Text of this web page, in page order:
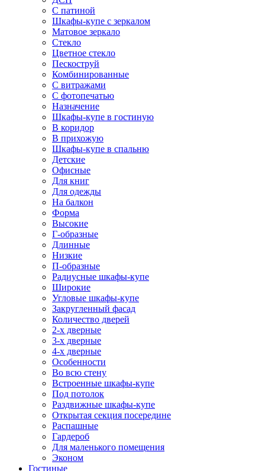
С патиной
Шкафы-купе с зеркалом
Матовое зеркало
Стекло
Цветное стекло
Пескоструй
Комбинированные
С витражами
С фотопечатью
Назначение
Шкафы-купе в гостиную
В коридор
В прихожую
Шкафы-купе в спальню
Детские
Офисные
Для книг
Для одежды
На балкон
Форма
Высокие
Г-образные
Длинные
Низкие
П-образные
Радиусные шкафы-купе
Широкие
Угловые шкафы-купе
Закругленный фасад
Количество дверей
2-х дверные
3-х дверные
4-х дверные
Особенности
Во всю стену
Встроенные шкафы-купе
Под потолок
Раздвижные шкафы-купе
Открытая секция посередине
Распашные
Гардероб
Для маленького помещения
Эконом
Гостиные